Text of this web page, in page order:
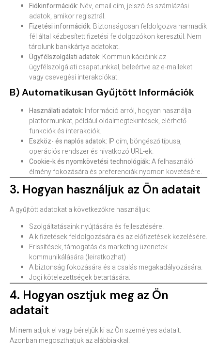
Fiókinformációk: Név, email cím, jelszó és számlázási
adatok, amikor regisztrál.
Fizetési információk: Biztonságosan feldolgozva harmadik
fél által kézbesített fizetési feldolgozókon keresztül. Nem
tárolunk bankkártya adatokat.
Ügyfélszolgálati adatok: Kommunikációink az
ügyfélszolgálati csapatunkkal, beleértve az e-maileket
vagy csevegési interakciókat.
B) Automatikusan Gyűjtött Információk
Használati adatok: Információ arról, hogyan használja
platformunkat, például oldalmegtekintések, elérhető
funkciók és interakciók.
Eszköz- és naplós adatok: IP cím, böngésző típusa,
operációs rendszer és hivatkozó URL-ek.
Cookie-k és nyomkövetési technológiák:A felhasználói
élmény fokozására és preferenciák nyomon követésére.
3. Hogyan használjuk az Ön adatait
A gyűjtött adatokat a következőkre használjuk:
Szolgáltatásaink nyújtására és fejlesztésére.
A kifizetések feldolgozására és az előfizetések kezelésére.
Frissítések, támogatás és marketing üzenetek
kommunikálására (leiratkozhat)
A biztonság fokozására és a csalás megakadályozására.
Jogi kötelezettségek betartására.
4. Hogyan osztjuk meg az Ön
adatait
Minem adjuk el vagy béreljük ki az Ön személyes adatait.
Azonban megoszthatjuk az alábbiakkal: